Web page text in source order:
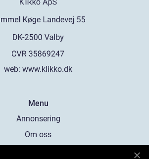
web: www.klikko.dk
Menu
Annonsering
Om oss